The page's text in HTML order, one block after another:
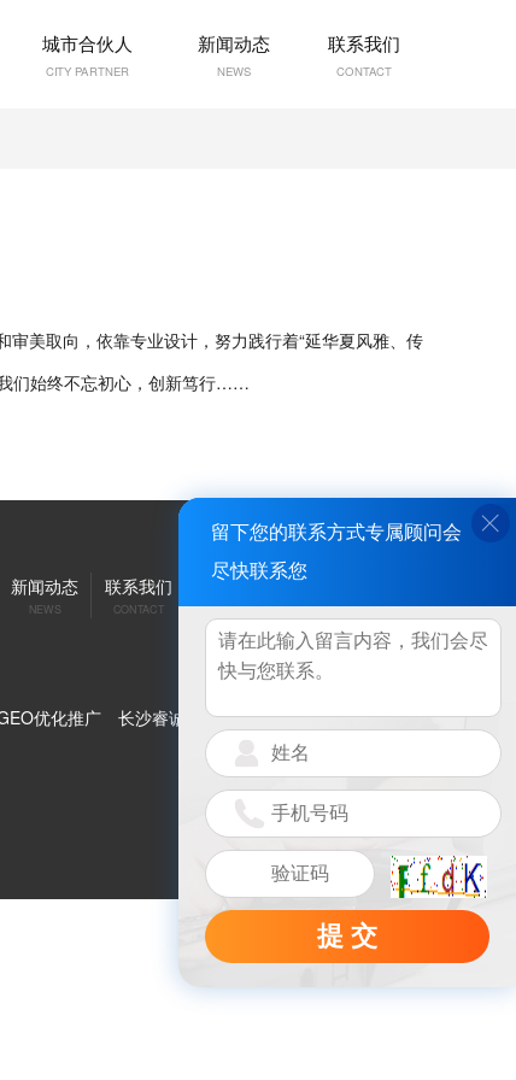
城市合伙人
CITY PARTNER
新闻动态
NEWS
联系我们
CONTACT
美取向，依靠专业设计，努力践行着“延华夏风雅、传
们始终不忘初心，创新笃行……
新闻动态
NEWS
联系我们
CONTACT
优化推广
长沙睿诚智投科技
留下您的联系方式专属顾问会
尽快联系您
提 交